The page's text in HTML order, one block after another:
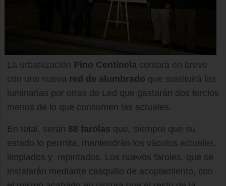
La urbanización Pino Centinela contará en breve
con una nueva red de alumbrado que sustituirá las
luminarias por otras de Led que gastarán dos tercios
menos de lo que consumen las actuales.
En total, serán 88 farolas que, siempre que su
estado lo permita, mantendrán los váculos actuales,
limpiados y repintados. Los nuevos faroles, que se
instalarán mediante casquillo de acoplamiento, con